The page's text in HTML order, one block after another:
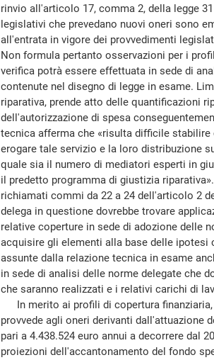
rinvio all'articolo 17, comma 2, della legge
legislativi che prevedano nuovi oneri sono
all'entrata in vigore dei provvedimenti
Non formula pertanto osservazioni per i
verifica potrà essere effettuata in sede di
contenute nel disegno di legge in esame.
riparativa, prende atto delle quantificazioni
dell'autorizzazione di spesa
tecnica afferma che «risulta difficile
erogare tale servizio e la loro distribuzione
quale sia il numero di mediatori esperti in
il predetto programma di giustizia
richiamati commi da 22 a 24 dell'articolo 2
delega in questione dovrebbe trovare
relative coperture in sede di adozione delle
acquisire gli elementi alla base delle
assunte dalla relazione tecnica in esame
in sede di analisi delle norme delegate che
che saranno realizzati e i relativi carichi di
In merito ai profili di copertura
provvede agli oneri derivanti dall'attuazione
pari a 4.438.524 euro annui a decorrere dal
proiezioni dell'accantonamento del fondo